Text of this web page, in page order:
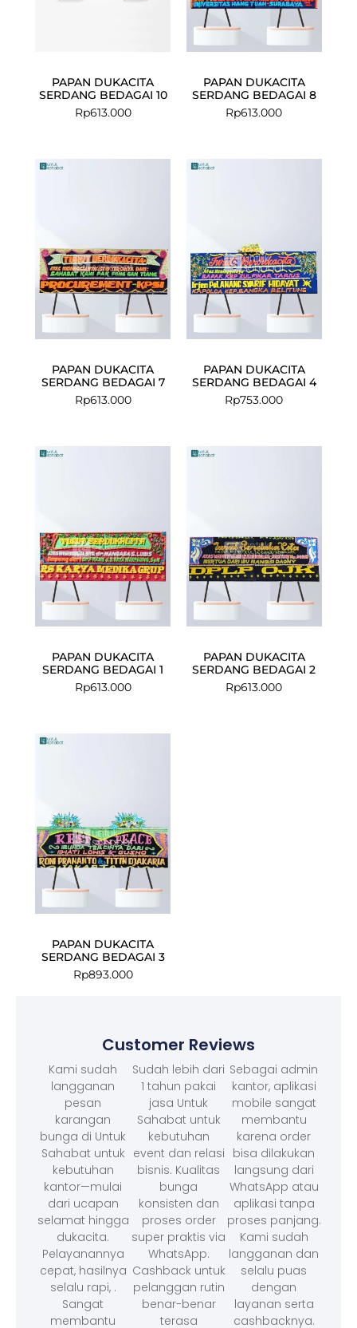
PAPAN DUKACITA
SERDANG BEDAGAI 10
Rp613.000
PAPAN DUKACITA
SERDANG BEDAGAI 8
Rp613.000
PAPAN DUKACITA
SERDANG BEDAGAI 7
Rp613.000
PAPAN DUKACITA
SERDANG BEDAGAI 4
Rp753.000
PAPAN DUKACITA
SERDANG BEDAGAI 1
Rp613.000
PAPAN DUKACITA
SERDANG BEDAGAI 2
Rp613.000
PAPAN DUKACITA
SERDANG BEDAGAI 3
Rp893.000
Customer Reviews
Kami sudah
langganan
pesan
karangan
bunga di Untuk
Sahabat untuk
kebutuhan
kantor—mulai
dari ucapan
selamat hingga
dukacita.
Pelayanannya
cepat, hasilnya
selalu rapi, .
Sangat
membantu
Sudah lebih dari
1 tahun pakai
jasa Untuk
Sahabat untuk
kebutuhan
event dan relasi
bisnis. Kualitas
bunga
konsisten dan
proses order
super praktis via
WhatsApp.
Cashback untuk
pelanggan rutin
benar-benar
terasa
Sebagai admin
kantor, aplikasi
mobile sangat
membantu
karena order
bisa dilakukan
langsung dari
WhatsApp atau
aplikasi tanpa
proses panjang.
Kami sudah
langganan dan
selalu puas
dengan
layanan serta
cashbacknya.